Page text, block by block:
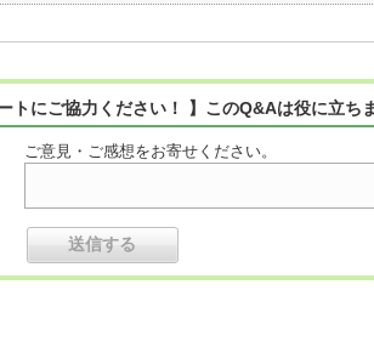
トにご協力ください！ 】このQ&Aは役に立ち
ご意見・ご感想をお寄せください。